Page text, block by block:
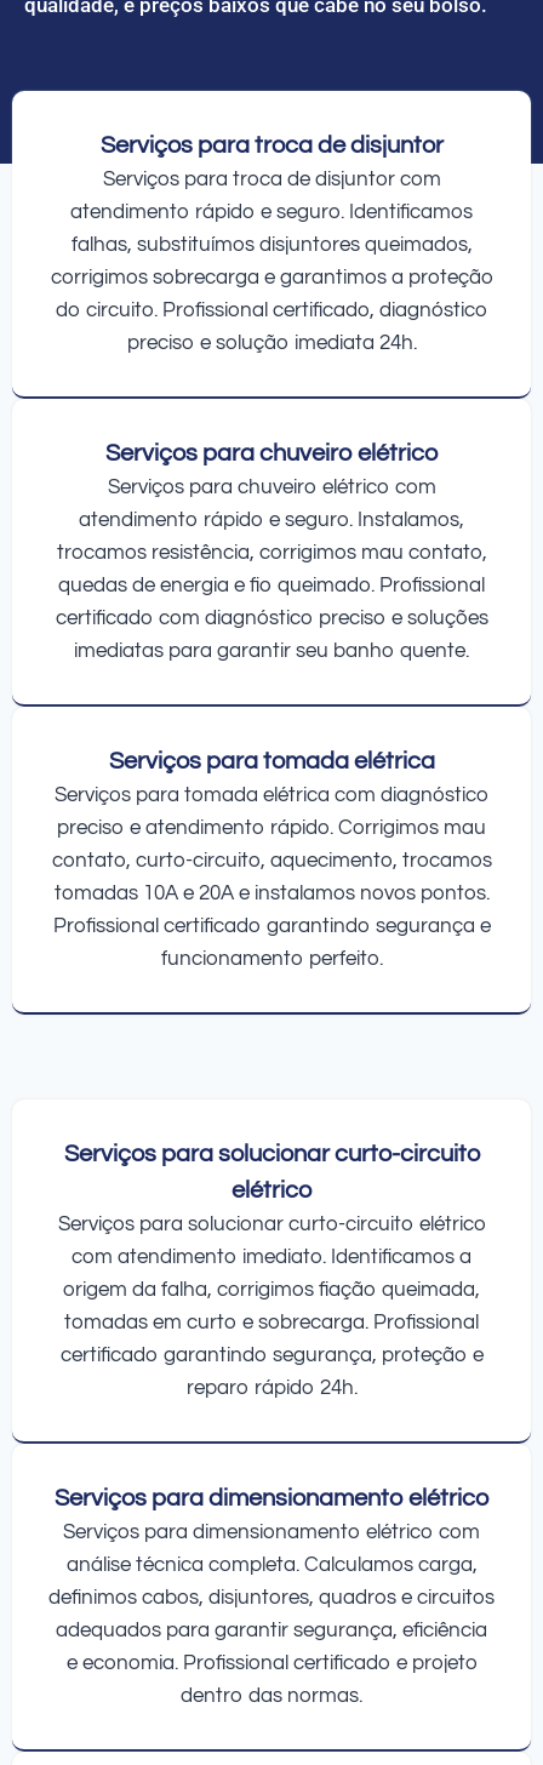
Serviços para troca de disjuntor
Serviços para troca de disjuntor com
atendimento rápido e seguro. Identificamos
falhas, substituímos disjuntores queimados,
corrigimos sobrecarga e garantimos a proteção
do circuito. Profissional certificado, diagnóstico
preciso e solução imediata 24h.
Serviços para chuveiro elétrico
Serviços para chuveiro elétrico com
atendimento rápido e seguro. Instalamos,
trocamos resistência, corrigimos mau contato,
quedas de energia e fio queimado. Profissional
certificado com diagnóstico preciso e soluções
imediatas para garantir seu banho quente.
Serviços para tomada elétrica
Serviços para tomada elétrica com diagnóstico
preciso e atendimento rápido. Corrigimos mau
contato, curto-circuito, aquecimento, trocamos
tomadas 10A e 20A e instalamos novos pontos.
Profissional certificado garantindo segurança e
funcionamento perfeito.
Serviços para solucionar curto-circuito
elétrico
Serviços para solucionar curto-circuito elétrico
com atendimento imediato. Identificamos a
origem da falha, corrigimos fiação queimada,
tomadas em curto e sobrecarga. Profissional
certificado garantindo segurança, proteção e
reparo rápido 24h.
Serviços para dimensionamento elétrico
Serviços para dimensionamento elétrico com
análise técnica completa. Calculamos carga,
definimos cabos, disjuntores, quadros e circuitos
adequados para garantir segurança, eficiência
e economia. Profissional certificado e projeto
dentro das normas.